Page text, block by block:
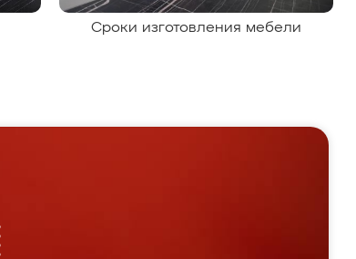
Сроки изготовления мебели